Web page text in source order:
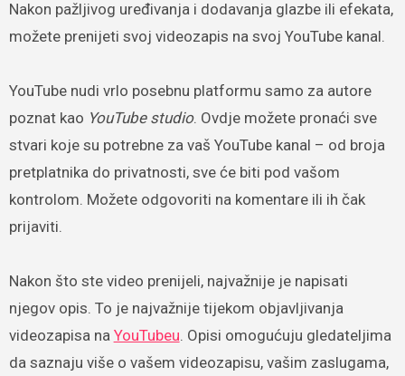
Nakon pažljivog uređivanja i dodavanja glazbe ili efekata,
možete prenijeti svoj videozapis na svoj YouTube kanal.
YouTube nudi vrlo posebnu platformu samo za autore
poznat kao YouTube studio. Ovdje možete pronaći sve
stvari koje su potrebne za vaš YouTube kanal – od broja
pretplatnika do privatnosti, sve će biti pod vašom
kontrolom. Možete odgovoriti na komentare ili ih čak
prijaviti.
Nakon što ste video prenijeli, najvažnije je napisati
njegov opis. To je najvažnije tijekom objavljivanja
videozapisa na YouTubeu. Opisi omogućuju gledateljima
da saznaju više o vašem videozapisu, vašim zaslugama,